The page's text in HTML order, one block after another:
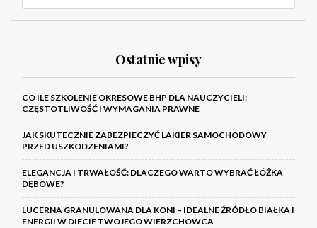
Ostatnie wpisy
CO ILE SZKOLENIE OKRESOWE BHP DLA NAUCZYCIELI:
CZĘSTOTLIWOŚĆ I WYMAGANIA PRAWNE
JAK SKUTECZNIE ZABEZPIECZYĆ LAKIER SAMOCHODOWY
PRZED USZKODZENIAMI?
ELEGANCJA I TRWAŁOŚĆ: DLACZEGO WARTO WYBRAĆ ŁÓŻKA
DĘBOWE?
LUCERNA GRANULOWANA DLA KONI – IDEALNE ŹRÓDŁO BIAŁKA I
ENERGII W DIECIE TWOJEGO WIERZCHOWCA